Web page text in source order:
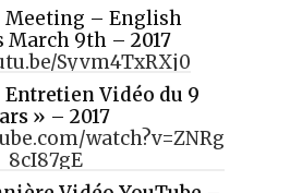
Meeting – English
March 9th – 2017
Syvm4TxRXj0
Entretien Vidéo du 9
» – 2017
watch?v=ZNRg
8cI87gE